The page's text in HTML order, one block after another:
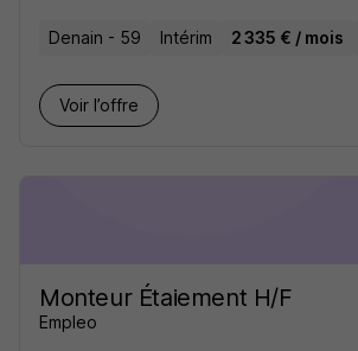
Denain - 59 Intérim 2 335 € / mois
Voir l’offre
Monteur Étaiement H/F
Empleo